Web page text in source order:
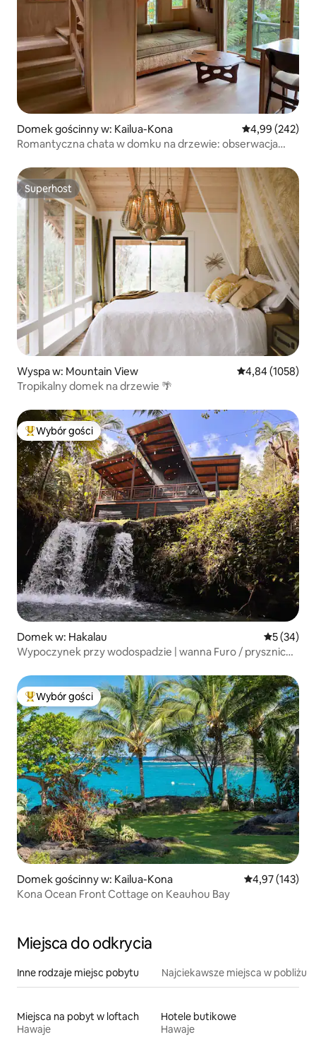
Domek gościnny w: Kailua-Kona Średnia
4,99 (242)
Romantyczna chata w domku na drzewie: obserwacja
Superhost
Superhost
Wyspa w: Mountain View Średnia ocena:
4,84 (1058)
Tropikalny domek na drzewie 🌴
Najpopularniejsze z kategorii Wybór gości
Wybór gości
Domek w: Hakalau Średnia
5 (34)
Wypoczynek przy wodospadzie | wanna Furo / prysznic
Najpopularniejsze z kategorii Wybór gości
Wybór gości
Domek gościnny w: Kailua-Kona Średnia
4,97 (143)
Kona Ocean Front Cottage on Keauhou Bay
Miejsca do odkrycia
Inne rodzaje miejsc pobytu Najciekawsze miejsca w pobliżu
Miejsca na pobyt w loftach
Hawaje
Hotele butikowe
Hawaje